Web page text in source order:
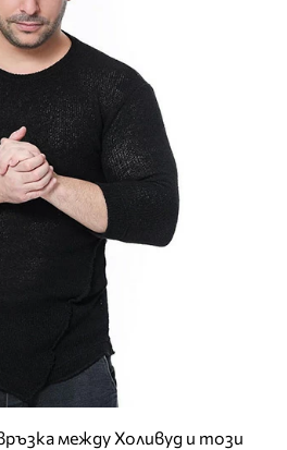
между Холивуд и този